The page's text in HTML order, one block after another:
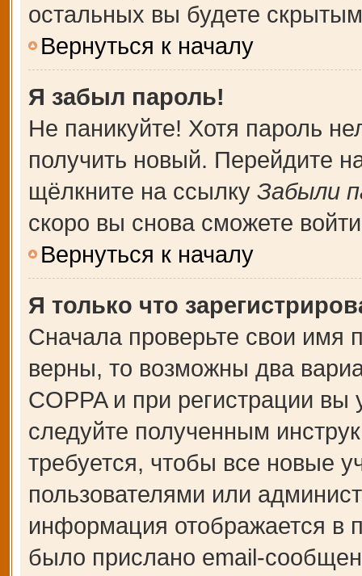
остальных вы будете
Вернуться к началу
Я забыл пароль!
Не паникуйте! Хотя пароль
получить новый. Перейдите
щёлкните на ссылку Забыли
скоро вы снова сможете
Вернуться к началу
Я только что
Сначала проверьте свои имя
верны, то возможны два
COPPA и при регистрации вы
следуйте полученным
требуется, чтобы все новые
пользователями или
информация отображается в
было прислано email-